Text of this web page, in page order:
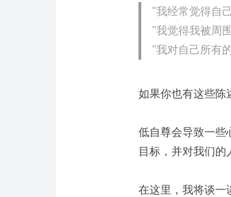
"我经常觉得自
"我觉得我被周
"我对自己所有
如果你也有这些陈
低自尊会导致一些
目标，并对我们的
在这里，我将谈一